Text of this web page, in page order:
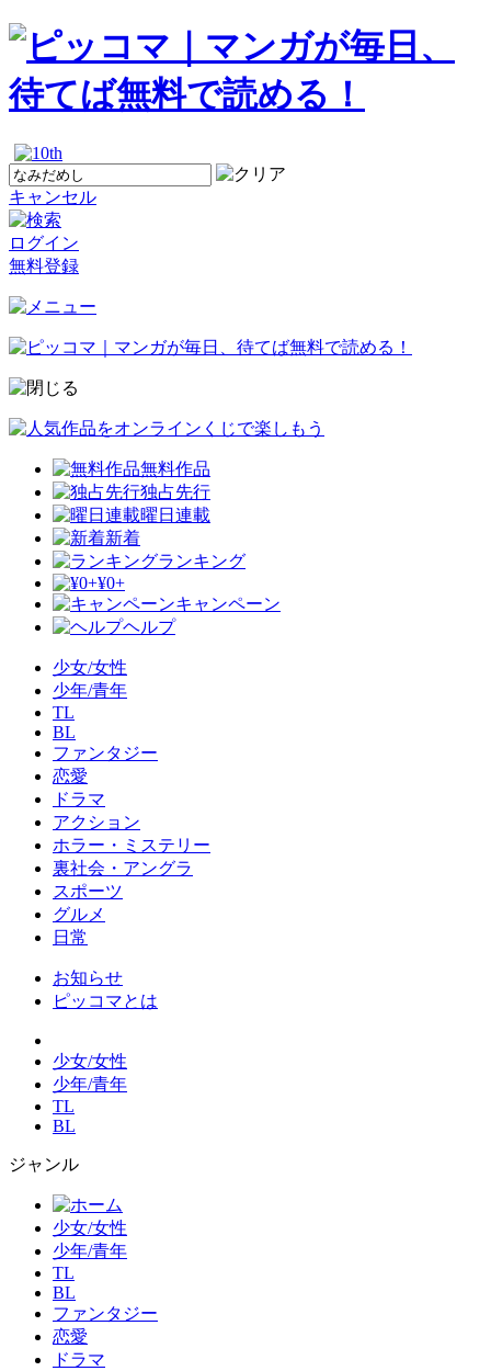
キャンセル
ログイン
無料登録
無料作品
独占先行
曜日連載
新着
ランキング
¥0+
キャンペーン
ヘルプ
少女/女性
少年/青年
TL
BL
ファンタジー
恋愛
ドラマ
アクション
ホラー・ミステリー
裏社会・アングラ
スポーツ
グルメ
日常
お知らせ
ピッコマとは
少女/女性
少年/青年
TL
BL
ジャンル
少女/女性
少年/青年
TL
BL
ファンタジー
恋愛
ドラマ